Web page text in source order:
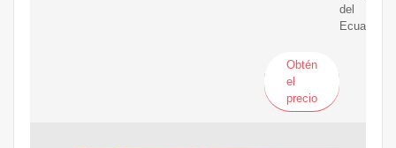
del
Ecuador.
Obtén
el
precio